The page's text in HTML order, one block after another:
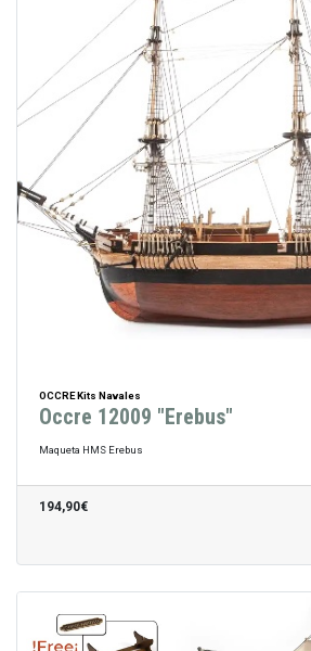
OCCRE Kits Navales
Occre 12009 "Erebus"
Maqueta HMS Erebus
194,90€